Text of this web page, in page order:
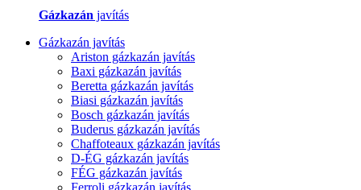
Gázkazán javítás
Gázkazán javítás
Ariston gázkazán javítás
Baxi gázkazán javítás
Beretta gázkazán javítás
Biasi gázkazán javítás
Bosch gázkazán javítás
Buderus gázkazán javítás
Chaffoteaux gázkazán javítás
D-ÉG gázkazán javítás
FÉG gázkazán javítás
Ferroli gázkazán javítás